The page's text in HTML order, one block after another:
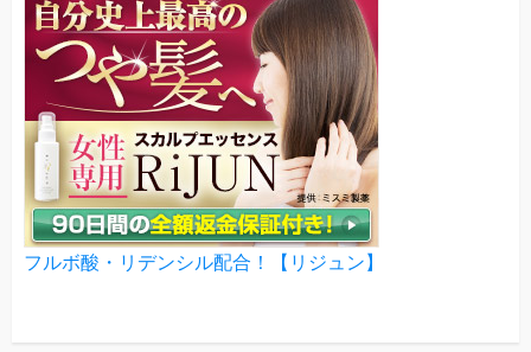
フルボ酸・リデンシル配合！【リジュン】